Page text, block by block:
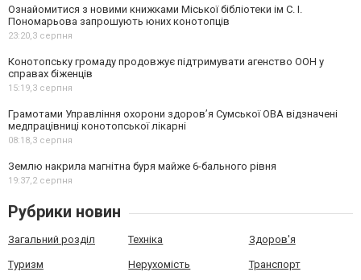
Ознайомитися з новими книжками Міської бібліотеки ім С. І.
Пономарьова запрошують юних конотопців
23:20,3 серпня
Конотопську громаду продовжує підтримувати агенство ООН у
справах біженців
15:19,3 серпня
Грамотами Управління охорони здоров’я Сумської ОВА відзначені
медпрацівниці конотопської лікарні
08:18,3 серпня
Землю накрила магнітна буря майже 6-бального рівня
19:37,2 серпня
Рубрики новин
Загальний розділ Техніка Здоров'я
Туризм Нерухомість Транспорт